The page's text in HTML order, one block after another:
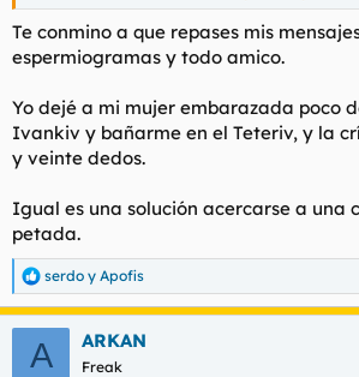
No acepto fotos si queréis mi zumo, solo
de genética que te cualifican como de
demás que lo folle otro.
Te conmino a que repases mis
espermiogramas y todo amico.
Yo dejé a mi mujer embarazada poco
Ivankiv y bañarme en el Teteriv, y la
y veinte dedos.
Igual es una solución acercarse a una
petada.
R
e
a
serdo y Apofis
A ARKAN
Freak